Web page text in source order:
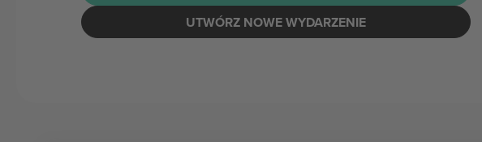
UTWÓRZ NOWE WYDARZENIE